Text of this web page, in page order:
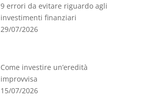
9 errori da evitare riguardo agli
investimenti finanziari
29/07/2026
Come investire un’eredità
improvvisa
15/07/2026